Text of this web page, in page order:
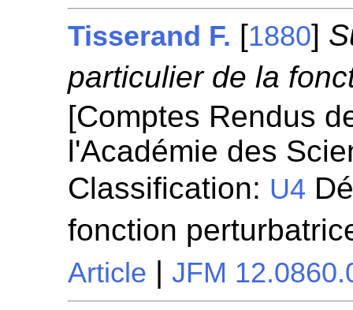
Tisserand F. [1880]
particulier de la
[Comptes Rendus
l'Académie des
Classification: U4
fonction
Article |JFM